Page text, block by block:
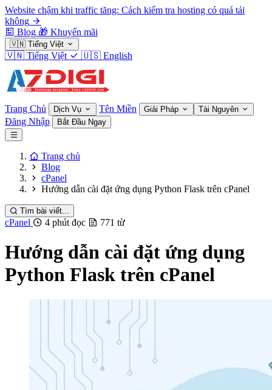
Website chậm khi traffic tăng: Cách kiểm tra hosting có quá tải
không
Blog 🎁 Khuyến mãi
🇻🇳 Tiếng Việt
🇻🇳 Tiếng Việt 🇺🇸 English
Trang Chủ Dịch Vụ Tên Miền Giải Pháp Tài Nguyên
Đăng Nhập Bắt Đầu Ngay
Trang chủ
Blog
cPanel
Hướng dẫn cài đặt ứng dụng Python Flask trên cPanel
Tìm bài viết...
cPanel 4 phút đọc 771 từ
Hướng dẫn cài đặt ứng dụng
Python Flask trên cPanel